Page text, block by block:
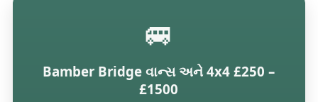
🚐
Bamber Bridge વાન્સ અને 4x4 £250 –
£1500